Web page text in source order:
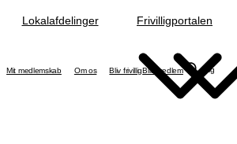
Lokalafdelinger Frivilligportalen
Mit medlemskab Om os Bliv frivilligBliv medlem Søg